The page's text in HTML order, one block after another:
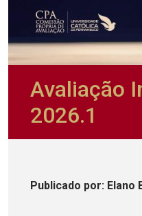
Avaliação
2026.1
Publicado por: Elano